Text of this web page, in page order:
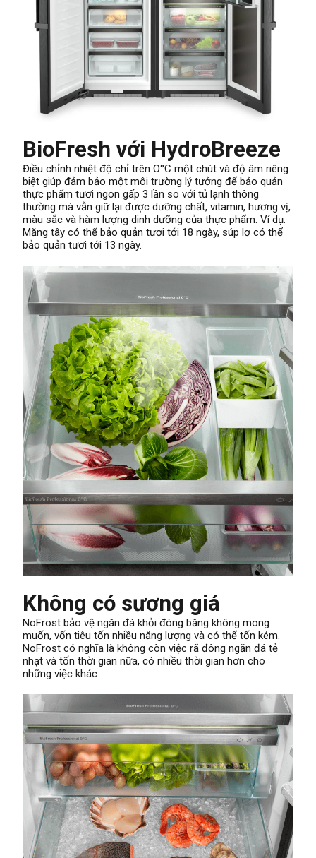
BioFresh với HydroBreeze
Điều chỉnh nhiệt độ chỉ trên O°C một chút và độ âm riêng
biệt giúp đảm bảo một môi trường lý tưởng để bảo quản
thực phẩm tươi ngon gấp 3 lần so với tủ lạnh thông
thường mà vẫn giữ lại được dưỡng chất, vitamin, hương vị,
màu sắc và hàm lượng dinh dưỡng của thực phẩm. Ví dụ:
Măng tây có thể bảo quản tươi tới 18 ngày, súp lơ có thể
bảo quản tươi tới 13 ngày.
Không có sương giá
NoFrost bảo vệ ngăn đá khỏi đóng băng không mong
muốn, vốn tiêu tốn nhiều năng lượng và có thể tốn kém.
NoFrost có nghĩa là không còn việc rã đông ngăn đá tẻ
nhạt và tốn thời gian nữa, có nhiều thời gian hơn cho
những việc khác